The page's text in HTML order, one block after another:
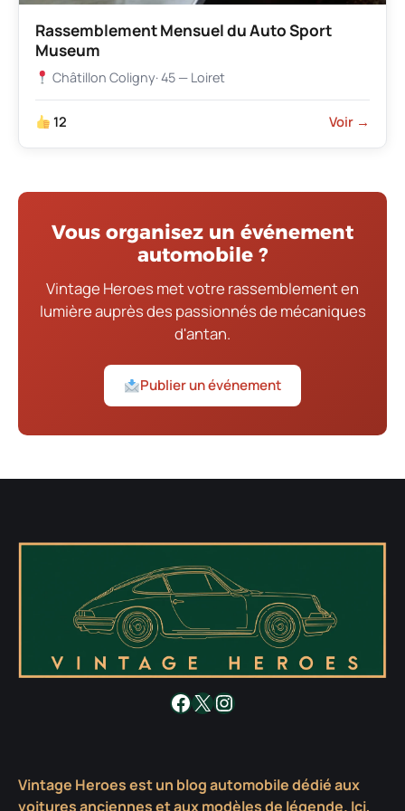
Rassemblement Mensuel du Auto Sport
Museum
Châtillon Coligny· 45 — Loiret
12 Voir →
Vous organisez un événement
automobile ?
Vintage Heroes met votre rassemblement en
lumière auprès des passionnés de mécaniques
d'antan.
Publier un événement
Facebook
X Instagram
Vintage Heroes est un blog automobile dédié aux
voitures anciennes et aux modèles de légende. Ici,